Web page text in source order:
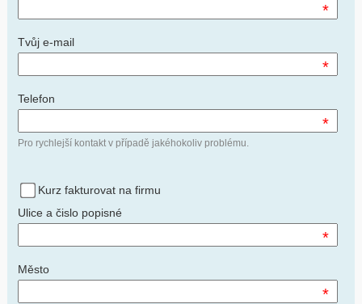
*
Tvůj e-mail
*
Telefon
*
Pro rychlejší kontakt v případě jakéhokoliv problému.
Kurz fakturovat na firmu
Ulice a čislo popisné
*
Město
*